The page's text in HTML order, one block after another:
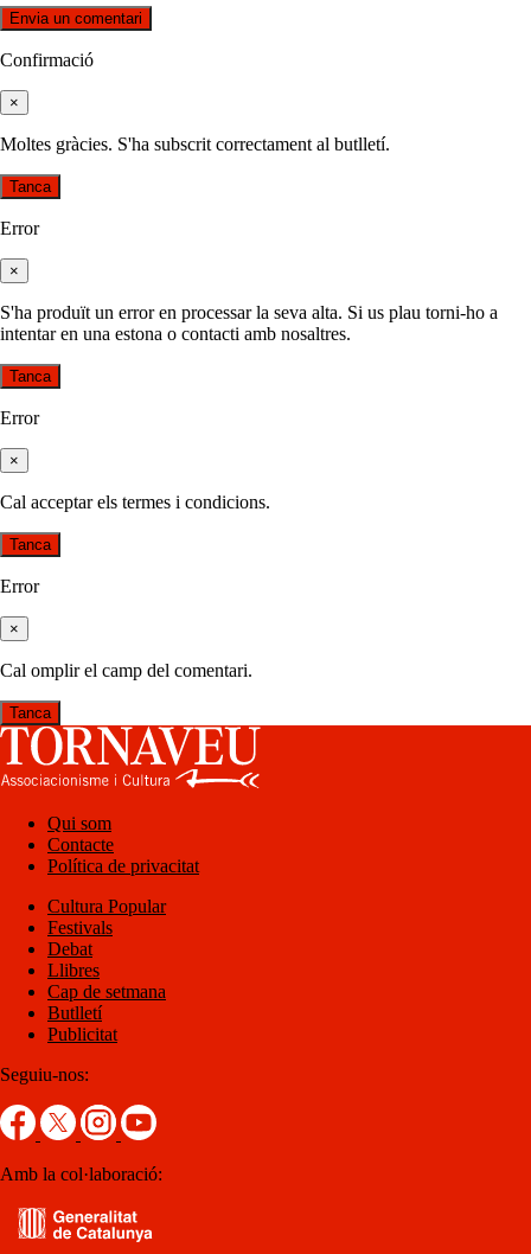
Confirmació
×
Moltes gràcies. S'ha subscrit correctament al butlletí.
Tanca
Error
×
S'ha produït un error en processar la seva alta. Si us plau torni-ho a
intentar en una estona o contacti amb nosaltres.
Tanca
Error
×
Cal acceptar els termes i condicions.
Tanca
Error
×
Cal omplir el camp del comentari.
Tanca
Qui som
Contacte
Política de privacitat
Cultura Popular
Festivals
Debat
Llibres
Cap de setmana
Butlletí
Publicitat
Seguiu-nos:
Amb la col·laboració: